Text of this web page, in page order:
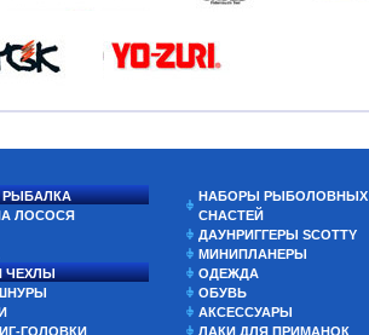
РЫБАЛКА
ЛОСОСЯ
ЧЕХЛЫ
ГОЛОВКИ
НАБОРЫ РЫБОЛОВНЫХ
СНАСТЕЙ
ДАУНРИГГЕРЫ SCOTTY
МИНИПЛАНЕРЫ
ОДЕЖДА
ОБУВЬ
АКСЕССУАРЫ
ЛАКИ ДЛЯ ПРИМАНОК